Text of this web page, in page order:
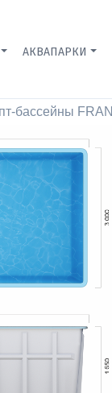
АКВАПАРКИ
бассейны